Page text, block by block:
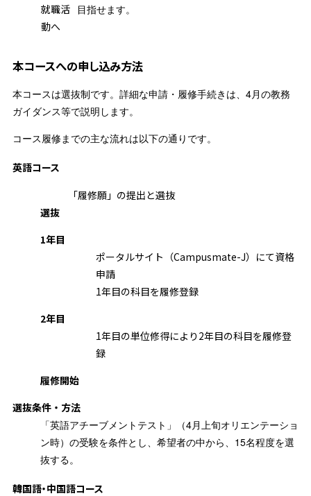
就職活
動へ
目指せます。
本コースへの申し込み方法
本コースは選抜制です。詳細な申請・履修手続きは、4月の教務
ガイダンス等で説明します。
コース履修までの主な流れは以下の通りです。
英語コース
「履修願」の提出と選抜
選抜
1年目
ポータルサイト（Campusmate-J）にて資格
申請
1年目の科目を履修登録
2年目
1年目の単位修得により2年目の科目を履修登
録
履修開始
選抜条件・方法
「英語アチーブメントテスト」（4月上旬オリエンテーショ
ン時）の受験を条件とし、希望者の中から、15名程度を選
抜する。
韓国語・中国語コース